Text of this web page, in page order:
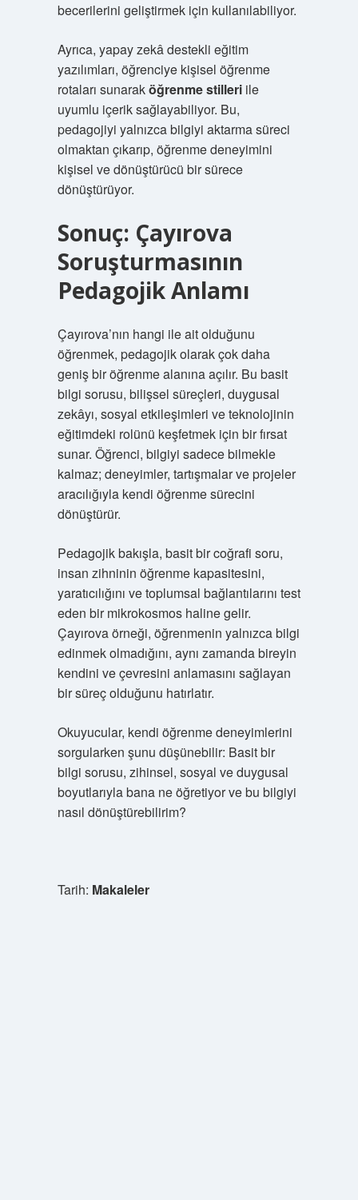
becerilerini geliştirmek için kullanılabiliyor.
Ayrıca, yapay zekâ destekli eğitim
yazılımları, öğrenciye kişisel öğrenme
rotaları sunaraköğrenme stilleriile
uyumlu içerik sağlayabiliyor. Bu,
pedagojiyi yalnızca bilgiyi aktarma süreci
olmaktan çıkarıp, öğrenme deneyimini
kişisel ve dönüştürücü bir sürece
dönüştürüyor.
Sonuç: Çayırova
Soruşturmasının
Pedagojik Anlamı
Çayırova’nın hangi ile ait olduğunu
öğrenmek, pedagojik olarak çok daha
geniş bir öğrenme alanına açılır. Bu basit
bilgi sorusu, bilişsel süreçleri, duygusal
zekâyı, sosyal etkileşimleri ve teknolojinin
eğitimdeki rolünü keşfetmek için bir fırsat
sunar. Öğrenci, bilgiyi sadece bilmekle
kalmaz; deneyimler, tartışmalar ve projeler
aracılığıyla kendi öğrenme sürecini
dönüştürür.
Pedagojik bakışla, basit bir coğrafi soru,
insan zihninin öğrenme kapasitesini,
yaratıcılığını ve toplumsal bağlantılarını test
eden bir mikrokosmos haline gelir.
Çayırova örneği, öğrenmenin yalnızca bilgi
edinmek olmadığını, aynı zamanda bireyin
kendini ve çevresini anlamasını sağlayan
bir süreç olduğunu hatırlatır.
Okuyucular, kendi öğrenme deneyimlerini
sorgularken şunu düşünebilir: Basit bir
bilgi sorusu, zihinsel, sosyal ve duygusal
boyutlarıyla bana ne öğretiyor ve bu bilgiyi
nasıl dönüştürebilirim?
Tarih: Makaleler